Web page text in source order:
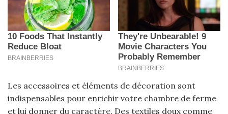
Les accessoires et éléments de décoration sont
indispensables pour enrichir votre chambre de ferme
et lui donner du caractère. Des textiles doux comme